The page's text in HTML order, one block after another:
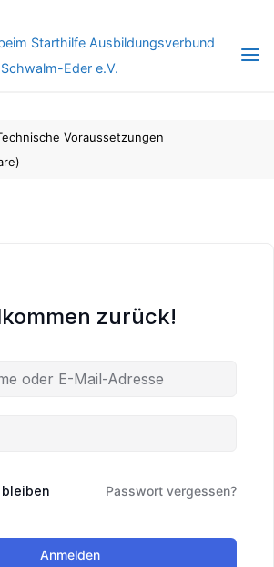
Voraussetzungen
zurück!
Passwort vergessen?
Anmelden